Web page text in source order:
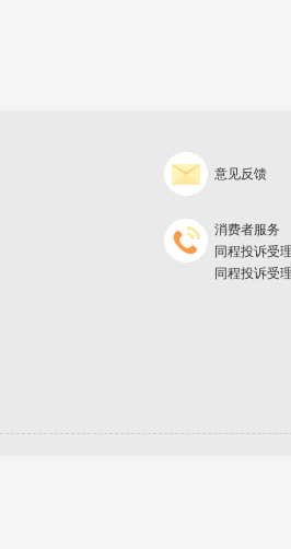
意见反馈
消费者服务
同程投诉受
同程投诉受